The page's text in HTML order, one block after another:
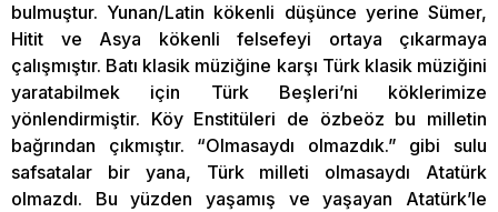
bulmuştur. Yunan/Latin kökenli düşünce yerine Sümer,
Hitit ve Asya kökenli felsefeyi ortaya çıkarmaya
çalışmıştır. Batı klasik müziğine karşı Türk klasik müziğini
yaratabilmek için Türk Beşleri’ni köklerimize
yönlendirmiştir. Köy Enstitüleri de özbeöz bu milletin
bağrından çıkmıştır. “Olmasaydı olmazdık.” gibi sulu
safsatalar bir yana, Türk milleti olmasaydı Atatürk
olmazdı. Bu yüzden yaşamış ve yaşayan Atatürk’le